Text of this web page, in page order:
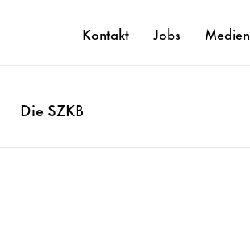
Kontakt Jobs Medien
Die SZKB